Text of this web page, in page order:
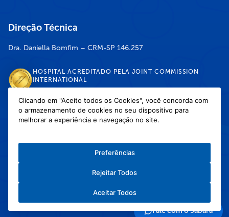
Fale com o Sabará
Direção Técnica
Dra. Daniella Bomfim – CRM-SP 146.257
HOSPITAL ACREDITADO PELA JOINT COMMISSION
INTERNATIONAL
DISPONÍVEL NAS LOJAS
Política de Cookies
Copyright © 2026 Hospital Infantil Sabará — Todos os direitos reservados.
Clicando em "Aceito todos os Cookies", você concorda com
o armazenamento de cookies no seu dispositivo para
melhorar a experiência e navegação no site.
Preferências
Rejeitar Todos
Aceitar Todos